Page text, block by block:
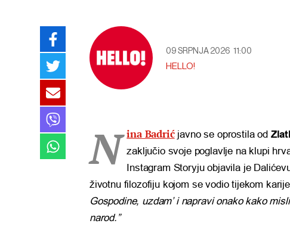
09 SRPNJA 2026 11:00
HELLO!
N ina Badrićjavno se oprostila od
zaključio svoje poglavlje na klupi
Instagram Storyju objavila je
životnu filozofiju kojom se vodio tijekom
Gospodine, uzdam’ i napravi onako kako
narod.”